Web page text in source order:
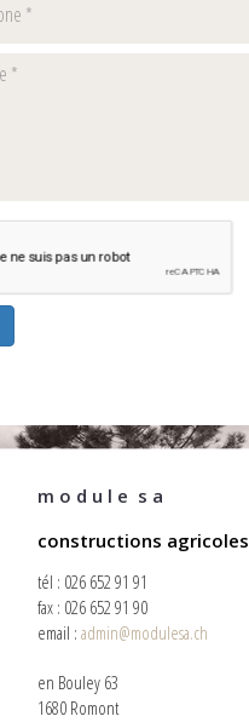
m o d u l e s a
constructions agricoles
tél : 026 652 91 91
fax : 026 652 91 90
email : admin@modulesa.ch
en Bouley 63
1680 Romont